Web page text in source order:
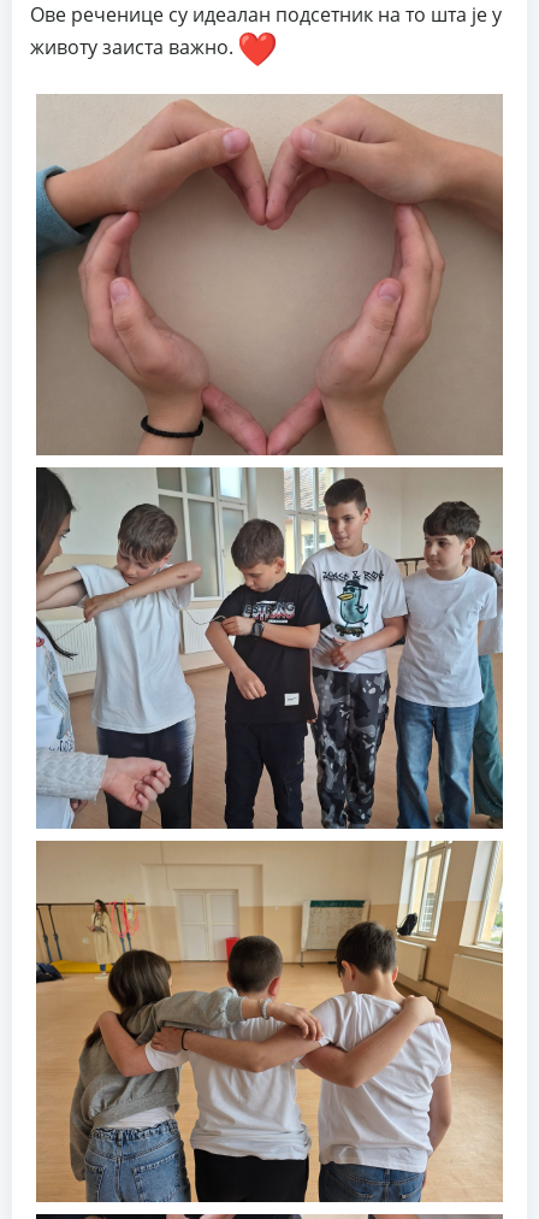
Ове реченице су идеалан подсетник на то шта је у
животу заиста важно.